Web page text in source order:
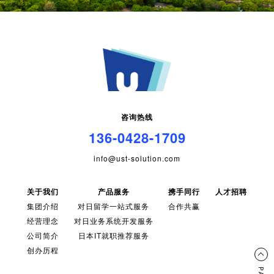
咨询热线
136-0428-1709
info@ust-solution.com
关于我们
集团介绍
经营理念
公司简介
创办历程
产品服务
对日留学一站式服务
对日业务系统开发服务
日本IT就职推荐服务
携手同行
合作共赢
人才招聘